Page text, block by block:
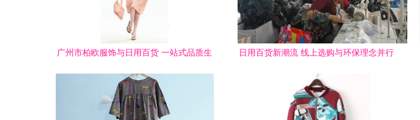
广州市柏欧服饰与日用百货 一站式品质生
日用百货新潮流 线上选购与环保理念并行